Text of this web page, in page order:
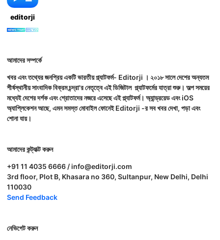
editorji
আমাদের সম্পর্কে
খবর এবং তথ্যের জনপ্রিয় একটি ভারতীয় প্ল্যাটফর্ম- Editorji । ২০১৮ সালে দেশের অন্যতম
শীর্ষস্থানীয় সাংবাদিক বিক্রম চন্দ্রা'র নেতৃত্বে এই ডিজিটাল প্ল্যাটফর্মের যাত্রা শুরু। অল্প সময়ের
মধ্যেই দেশের দর্শক এবং শ্রোতাদের নজরে এসেছে এই প্ল্যাটফর্ম। অ্যান্ড্রয়েড এবং iOS
অ্যাপ্লিকেশন আছে, এমন সমস্ত মোবাইল ফোনেই Editorji -র সব খবর দেখা, পড়া এবং
শোনা যায়।
আমাদের কন্ট্যাক্ট করুন
+91 11 4035 6666 / info@editorji.com
3rd floor, Plot B, Khasara no 360, Sultanpur, New Delhi, Delhi
110030
Send Feedback
নেভিগেট করুন